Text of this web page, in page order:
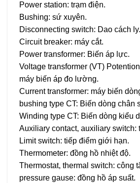
Power station: trạm điện.
Bushing: sứ xuyên.
Disconnecting switch: Dao cách ly.
Circuit breaker: máy cắt.
Power transformer: Biến áp lực.
Voltage transformer (VT)
máy biến áp đo lường.
Current transformer: máy biến
bushing type CT: Biến dòng chân
Winding type CT: Biến dòng kiểu
Auxiliary contact, auxiliary switch:
Limit switch: tiếp điểm giới hạn.
Thermometer: đồng hồ nhiệt độ.
Thermostat, thermal switch: công
pressure gause: đồng hồ áp suất.